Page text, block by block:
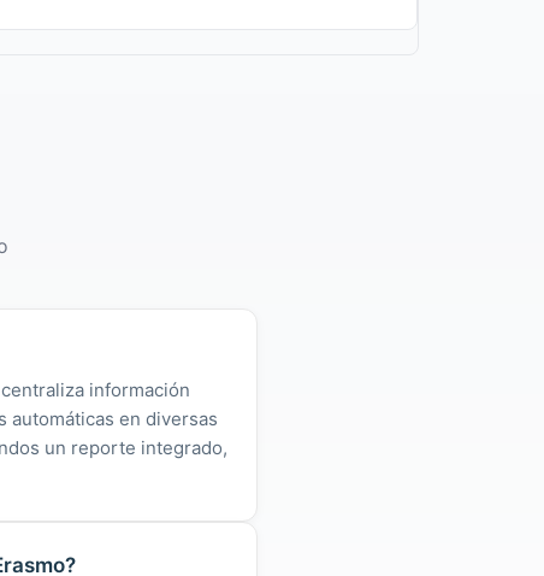
información
automáticas en diversas
un reporte integrado,